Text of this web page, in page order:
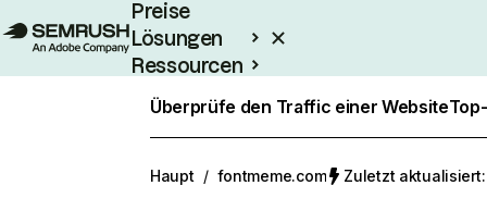
Preise
Lösungen
Ressourcen
Enterprise
Überprüfe den Traffic einer Website
Haupt / fontmeme.com Zuletzt